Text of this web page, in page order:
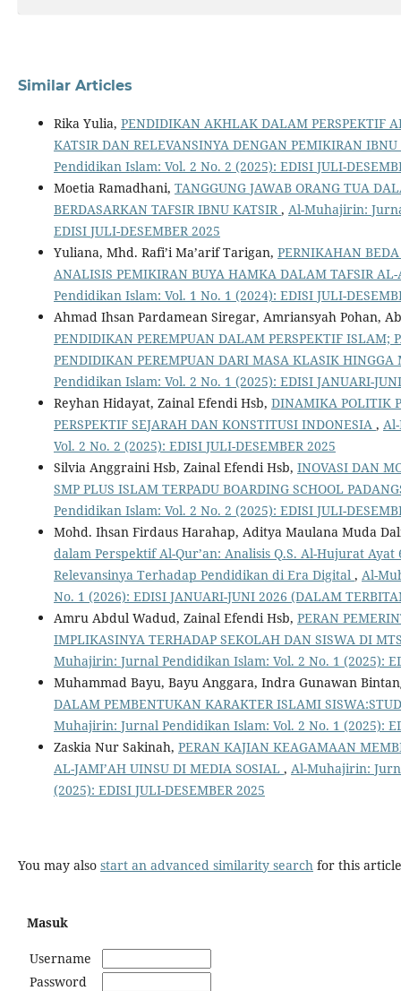
Similar Articles
Rika Yulia, PENDIDIKAN AKHLAK DALAM PERSPEKTIF
KATSIR DAN RELEVANSINYA DENGAN PEMIKIRAN
Pendidikan Islam: Vol. 2 No. 2 (2025): EDISI JULI-
Moetia Ramadhani, TANGGUNG JAWAB ORANG TUA
BERDASARKAN TAFSIR IBNU KATSIR, Al-Muhajirin:
EDISI JULI-DESEMBER 2025
Yuliana, Mhd. Rafi’i Ma’arif Tarigan, PERNIKAHAN
ANALISIS PEMIKIRAN BUYA HAMKA DALAM TAFSIR
Pendidikan Islam: Vol. 1 No. 1 (2024): EDISI JULI-
Ahmad Ihsan Pardamean Siregar, Amriansyah Pohan,
PENDIDIKAN PEREMPUAN DALAM PERSPEKTIF ISLAM;
PENDIDIKAN PEREMPUAN DARI MASA KLASIK HINGGA
Pendidikan Islam: Vol. 2 No. 1 (2025): EDISI JANUARI-
Reyhan Hidayat, Zainal Efendi Hsb, DINAMIKA POLITIK
PERSPEKTIF SEJARAH DAN KONSTITUSI INDONESIA ,
Vol. 2 No. 2 (2025): EDISI JULI-DESEMBER 2025
Silvia Anggraini Hsb, Zainal Efendi Hsb, INOVASI DAN
SMP PLUS ISLAM TERPADU BOARDING SCHOOL
Pendidikan Islam: Vol. 2 No. 2 (2025): EDISI JULI-
Mohd. Ihsan Firdaus Harahap, Aditya Maulana Muda
dalam Perspektif Al-Qur’an: Analisis Q.S. Al-Hujurat
Relevansinya Terhadap Pendidikan di Era Digital , Al-
No. 1 (2026): EDISI JANUARI-JUNI 2026 (DALAM
Amru Abdul Wadud, Zainal Efendi Hsb, PERAN
IMPLIKASINYA TERHADAP SEKOLAH DAN SISWA DI
Muhajirin: Jurnal Pendidikan Islam: Vol. 2 No. 1 (2025):
Muhammad Bayu, Bayu Anggara, Indra Gunawan
DALAM PEMBENTUKAN KARAKTER ISLAMI
Muhajirin: Jurnal Pendidikan Islam: Vol. 2 No. 1 (2025):
Zaskia Nur Sakinah, PERAN KAJIAN KEAGAMAAN
AL-JAMI’AH UINSU DI MEDIA SOSIAL , Al-Muhajirin:
(2025): EDISI JULI-DESEMBER 2025
You may also start an advanced similarity searchfor this
Masuk
Username
Password